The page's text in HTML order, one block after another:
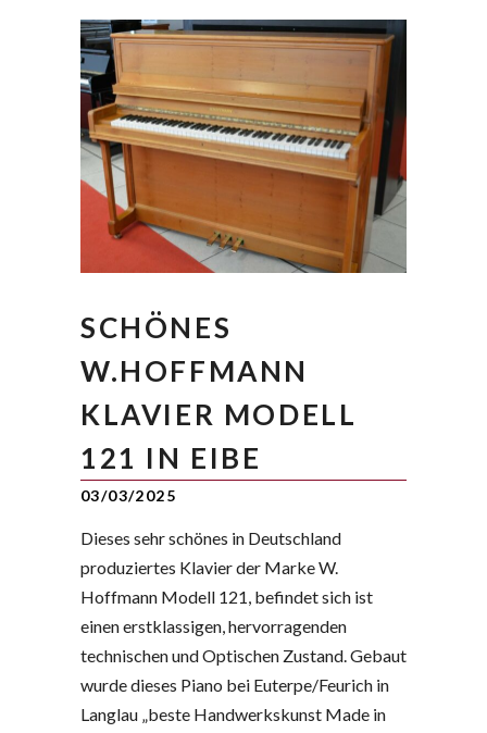
SCHÖNES
W.HOFFMANN
KLAVIER MODELL
121 IN EIBE
03/03/2025
Dieses sehr schönes in Deutschland
produziertes Klavier der Marke W.
Hoffmann Modell 121, befindet sich ist
einen erstklassigen, hervorragenden
technischen und Optischen Zustand. Gebaut
wurde dieses Piano bei Euterpe/Feurich in
Langlau „beste Handwerkskunst Made in